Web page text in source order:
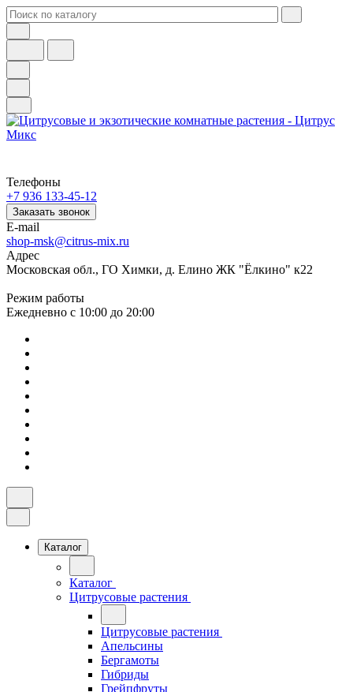
Телефоны
+7 936 133-45-12
Заказать звонок
E-mail
shop-msk@citrus-mix.ru
Адрес
Московская обл., ГО Химки, д. Елино ЖК "Ёлкино" к22
Режим работы
Ежедневно с 10:00 до 20:00
Каталог
Каталог
Цитрусовые растения
Цитрусовые растения
Апельсины
Бергамоты
Гибриды
Грейпфруты